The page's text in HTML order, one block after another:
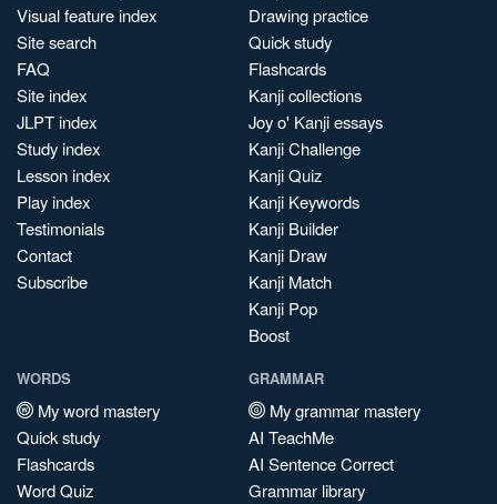
Visual feature index
Site search
FAQ
Site index
JLPT index
Study index
Lesson index
Play index
Testimonials
Contact
Subscribe
Drawing practice
Quick study
Flashcards
Kanji collections
Joy o' Kanji essays
Kanji Challenge
Kanji Quiz
Kanji Keywords
Kanji Builder
Kanji Draw
Kanji Match
Kanji Pop
Boost
WORDS
My word mastery
Quick study
Flashcards
Word Quiz
GRAMMAR
My grammar mastery
AI TeachMe
AI Sentence Correct
Grammar library